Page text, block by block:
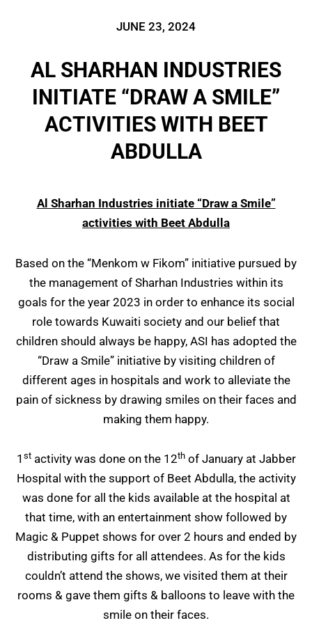
JUNE 23, 2024
AL SHARHAN INDUSTRIES
INITIATE “DRAW A SMILE”
ACTIVITIES WITH BEET
ABDULLA
Al Sharhan Industries initiate “Draw a Smile”
activities with Beet Abdulla
Based on the “Menkom w Fikom” initiative pursued by
the management of Sharhan Industries within its
goals for the year 2023 in order to enhance its social
role towards Kuwaiti society and our belief that
children should always be happy, ASI has adopted the
“Draw a Smile” initiative by visiting children of
different ages in hospitals and work to alleviate the
pain of sickness by drawing smiles on their faces and
making them happy.
1 stactivity was done on the 12thof January at Jabber
Hospital with the support of Beet Abdulla, the activity
was done for all the kids available at the hospital at
that time, with an entertainment show followed by
Magic & Puppet shows for over 2 hours and ended by
distributing gifts for all attendees. As for the kids
couldn’t attend the shows, we visited them at their
rooms & gave them gifts & balloons to leave with the
smile on their faces.